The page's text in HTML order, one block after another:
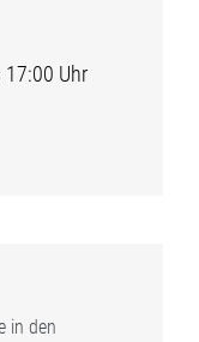
17:00 Uhr
in den